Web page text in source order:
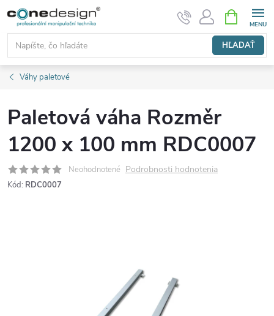
Prejsť
obsah
HĽADAŤ
KOŠÍK
Váhy paletové
Paletová váha Rozměr
1200 x 100 mm RDC0007
Neohodnotené Podrobnosti hodnotenia
Kód: RDC0007